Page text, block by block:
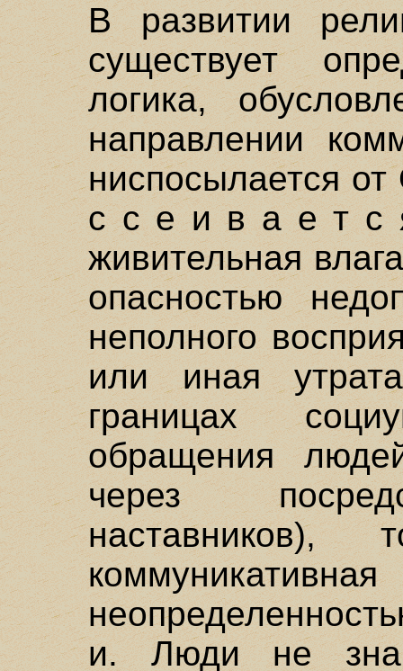
В развитии
существует
логика,
направлении
ниспосылается
с с е и в а е т с
живительная
опасностью
неполного
или иная
границах
обращения
через
наставников),
и. Люди не